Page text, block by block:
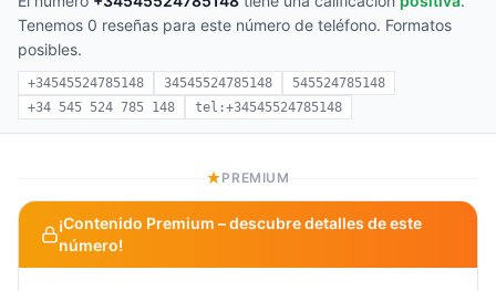
Tenemos 0 reseñas para este número de teléfono. Formatos
posibles.
+34545524785148 34545524785148
545524785148
+34 545 524 785 148
tel:+34545524785148
PREMIUM
¡Contenido Premium – descubre detalles de este
número!